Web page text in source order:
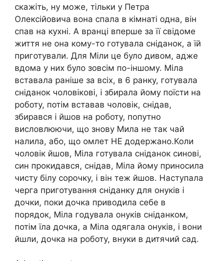
скажіть, ну може, тільки у Петра
Олексійовича вона спала в кімнаті одна, він
спав на кухні. А вранці вперше за її свідоме
життя не она кому-то готувала сніданок, а їй
приготували. Для Міли це було дивом, адже
вдома у них було зовсім по-іншому. Міла
вставала раніше за всіх, в 6 ранку, готувала
сніданок чоловікові, і збирала йому поїсти на
роботу, потім вставав чоловік, снідав,
збирався і йшов на роботу, попутно
висловлюючи, що знову Мила не так чай
налила, або, що омлет НЕ додержано.Коли
чоловік йшов, Міла готувала сніданок синові,
син прокидався, снідав, Міла йому приносила
чисту білу сорочку, і він теж йшов. Наступала
черга приготування сніданку для онуків і
дочки, поки дочка приводила себе в
порядок, Міла годувала онуків сніданком,
потім їла дочка, а Міла одягала онуків, і вони
йшли, дочка на роботу, внуки в дитячий сад.